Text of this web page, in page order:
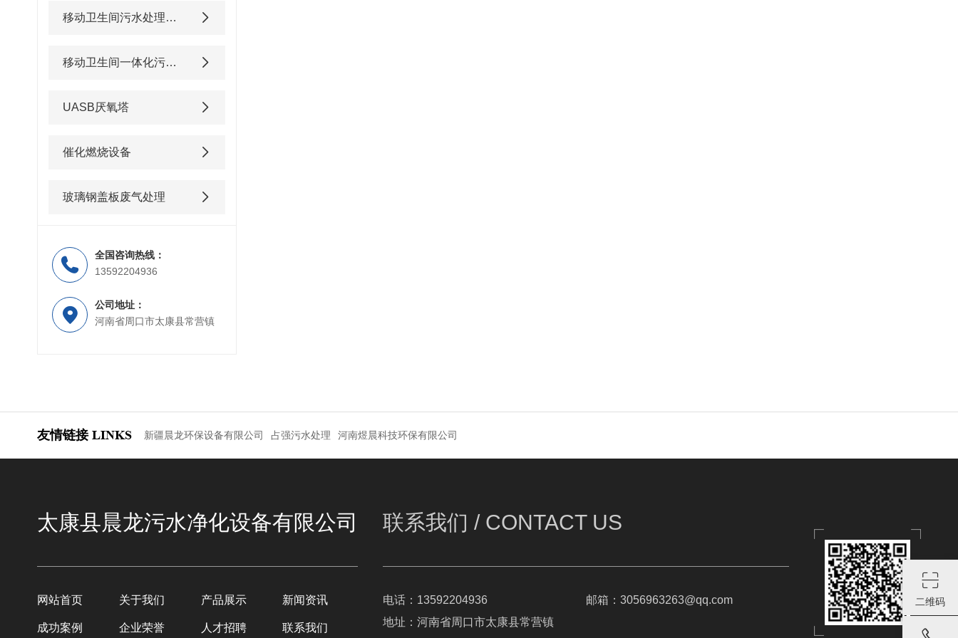
移动卫生间污水处理设备
移动卫生间一体化污水处理设备
UASB厌氧塔
催化燃烧设备
玻璃钢盖板废气处理
全国咨询热线：
13592204936
公司地址：
河南省周口市太康县常营镇
友情链接 LINKS 新疆晨龙环保设备有限公司 占强污水处理 河南煜晨科技环保有限公司
太康县晨龙污水净化设备有限公司
网站首页 关于我们 产品展示 新闻资讯
成功案例 企业荣誉 人才招聘 联系我们
联系我们 / CONTACT US
电话：13592204936
邮箱：3056963263@qq.com
地址：河南省周口市太康县常营镇
二维码